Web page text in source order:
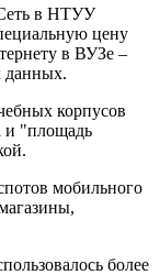
в НТУУ
цену
в ВУЗе –
данных.
корпусов
и "площадь
мобильного
более